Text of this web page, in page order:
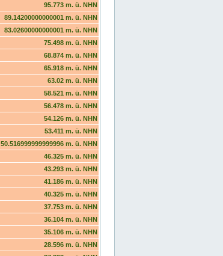
95.773 m. ü. NHN
89.14200000000001 m. ü. NHN
83.02600000000001 m. ü. NHN
75.498 m. ü. NHN
68.874 m. ü. NHN
65.918 m. ü. NHN
63.02 m. ü. NHN
58.521 m. ü. NHN
56.478 m. ü. NHN
54.126 m. ü. NHN
53.411 m. ü. NHN
50.516999999999996 m. ü. NHN
46.325 m. ü. NHN
43.293 m. ü. NHN
41.186 m. ü. NHN
40.325 m. ü. NHN
37.753 m. ü. NHN
36.104 m. ü. NHN
35.106 m. ü. NHN
28.596 m. ü. NHN